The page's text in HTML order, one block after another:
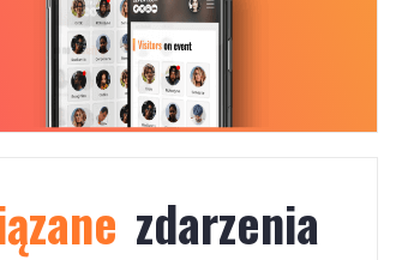
info
zdarzenia